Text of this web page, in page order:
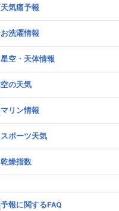
天気痛予報
お洗濯情報
星空・天体情報
空の天気
マリン情報
スポーツ天気
乾燥指数
予報に関するFAQ